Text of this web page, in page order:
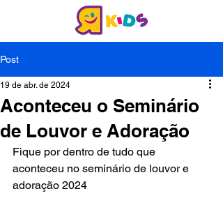
Post
Aconteceu o Seminário
de Louvor e Adoração
19 de abr. de 2024
Fique por dentro de tudo que
aconteceu no seminário de louvor e
adoração 2024